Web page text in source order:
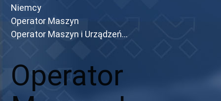
Niemcy
Operator Maszyn
Operator Maszyn i Urządzeń...
Operator